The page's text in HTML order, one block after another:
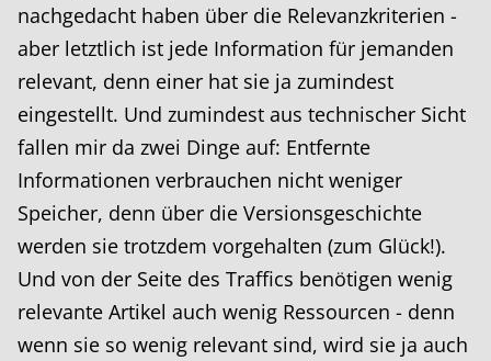
nachgedacht haben über die Relevanzkriterien -
aber letztlich ist jede Information für jemanden
relevant, denn einer hat sie ja zumindest
eingestellt. Und zumindest aus technischer Sicht
fallen mir da zwei Dinge auf: Entfernte
Informationen verbrauchen nicht weniger
Speicher, denn über die Versionsgeschichte
werden sie trotzdem vorgehalten (zum Glück!).
Und von der Seite des Traffics benötigen wenig
relevante Artikel auch wenig Ressourcen - denn
wenn sie so wenig relevant sind, wird sie ja auch